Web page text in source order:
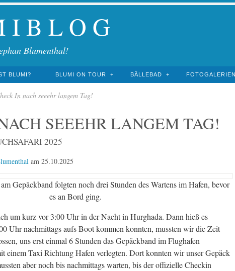
I B L O G
Blumenthal!
BLUMI? BLUMI ON TOUR BÄLLEBAD FOTOGALERIEN
In nach seeehr langem Tag!
SEEEHR LANGEM TAG!
2025
am 25.10.2025
Gepäckband folgten noch drei Stunden des Wartens im Hafen, bevor
es an Bord ging.
um kurz vor 3:00 Uhr in der Nacht in Hurghada. Dann hieß es
Uhr nachmittags aufs Boot kommen konnten, mussten wir die Zeit
uns erst einmal 6 Stunden das Gepäckband im Flughafen
einem Taxi Richtung Hafen verlegten. Dort konnten wir unser Gepäck
aber noch bis nachmittags warten, bis der offizielle Checkin